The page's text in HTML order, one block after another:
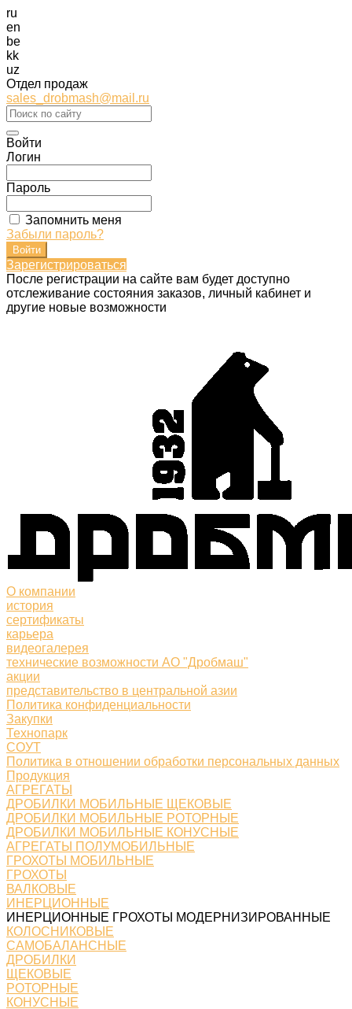
ru
en
be
kk
uz
Отдел продаж
sales_drobmash@mail.ru
Войти
Логин
Пароль
Запомнить меня
Забыли пароль?
Зарегистрироваться
После регистрации на сайте вам будет доступно
отслеживание состояния заказов, личный кабинет и
другие новые возможности
О компании
история
сертификаты
карьера
видеогалерея
технические возможности АО "Дробмаш"
акции
представительство в центральной азии
Политика конфиденциальности
Закупки
Технопарк
СОУТ
Политика в отношении обработки персональных данных
Продукция
АГРЕГАТЫ
ДРОБИЛКИ МОБИЛЬНЫЕ ЩЕКОВЫЕ
ДРОБИЛКИ МОБИЛЬНЫЕ РОТОРНЫЕ
ДРОБИЛКИ МОБИЛЬНЫЕ КОНУСНЫЕ
АГРЕГАТЫ ПОЛУМОБИЛЬНЫЕ
ГРОХОТЫ МОБИЛЬНЫЕ
ГРОХОТЫ
ВАЛКОВЫЕ
ИНЕРЦИОННЫЕ
ИНЕРЦИОННЫЕ ГРОХОТЫ МОДЕРНИЗИРОВАННЫЕ
КОЛОСНИКОВЫЕ
САМОБАЛАНСНЫЕ
ДРОБИЛКИ
ЩЕКОВЫЕ
РОТОРНЫЕ
КОНУСНЫЕ